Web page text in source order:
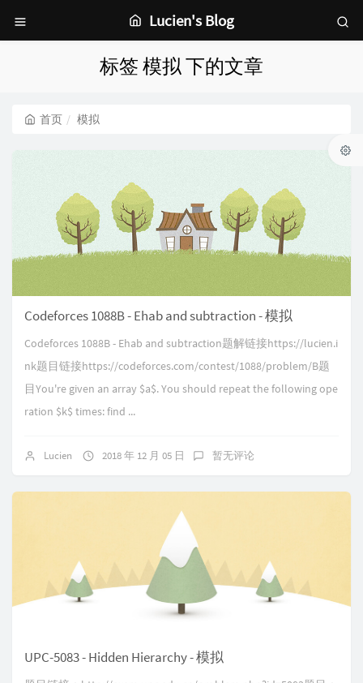
Lucien's Blog
标签 模拟 下的文章
首页 模拟
Codeforces 1088B - Ehab and subtraction - 模拟
Codeforces 1088B - Ehab and subtraction题解链接https://lucien.i
nk题目链接https://codeforces.com/contest/1088/problem/B题
目You're given an array $a$. You should repeat the following ope
ration $k$ times: find ...
Lucien 2018 年 12 月 05 日 暂无评论
UPC-5083 - Hidden Hierarchy - 模拟